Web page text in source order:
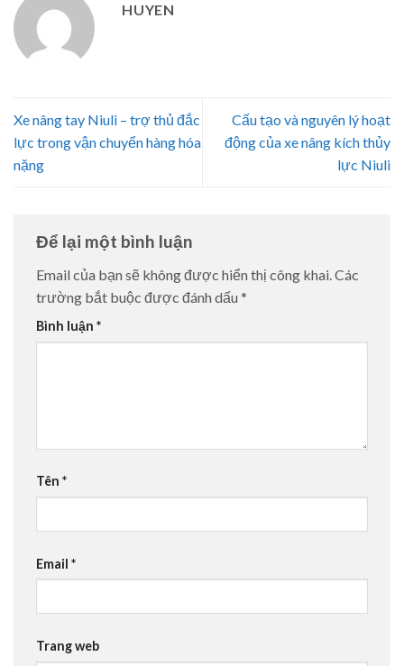
HUYEN
Xe nâng tay Niuli – trợ thủ đắc
lực trong vận chuyển hàng hóa
nặng
Cấu tạo và nguyên lý hoạt
động của xe nâng kích thủy
lực Niuli
Để lại một bình luận
Email của bạn sẽ không được hiển thị công khai.Các
trường bắt buộc được đánh dấu *
Bình luận *
Tên *
Email *
Trang web